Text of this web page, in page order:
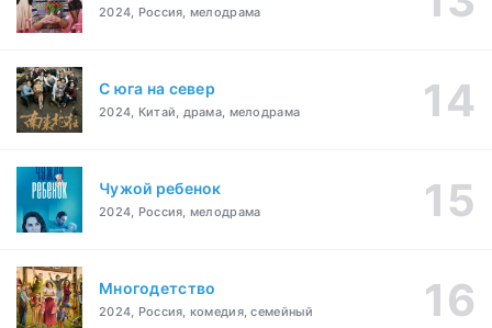
2024, Россия, мелодрама
С юга на север
2024, Китай, драма, мелодрама
Чужой ребенок
2024, Россия, мелодрама
Многодетство
2024, Россия, комедия, семейный